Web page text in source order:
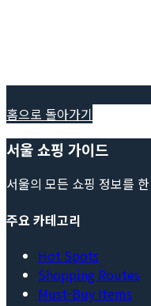
홈으로 돌아가기
서울 쇼핑 가이드
서울의 모든 쇼핑 정보를
주요 카테고리
Hot Spots
Shopping Routes
Must-Buy Items